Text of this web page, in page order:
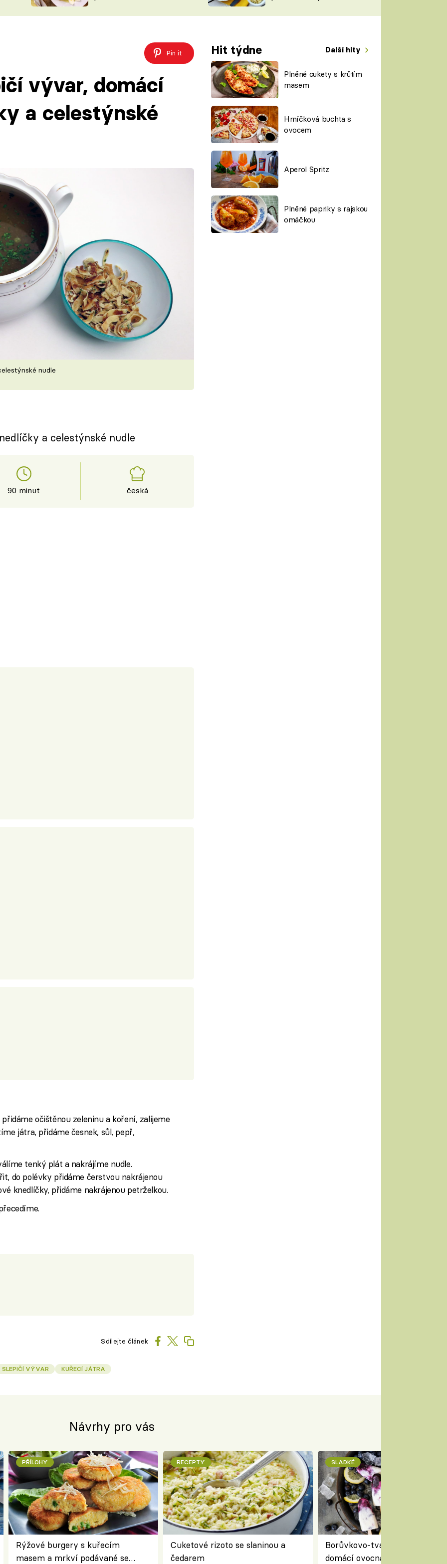
VYCHYTÁVKY
ŠÉFREDAKTORKY
ČASOPIS
Pin it Hit týdne Další hity
Plněné cukety s krůtím
masem
Hrníčková buchta s
ovocem
Aperol Spritz
Plněné papriky s rajskou
omáčkou
vývar, domácí
a celestýnské
nudle
a celestýnské nudle
90 minut česká
očištěnou zeleninu a koření, zalijeme
játra, přidáme česnek, sůl, pepř,
tenký plát a nakrájíme nudle.
do polévky přidáme čerstvou nakrájenou
knedlíčky, přidáme nakrájenou petrželkou.
Sdílejte článek
SLEPIČÍ VÝVAR KUŘECÍ JÁTRA
Návrhy pro vás
PŘÍLOHY
Rýžové burgery s kuřecím
masem a mrkví podávané se
RECEPTY
Cuketové rizoto se slaninou a
čedarem
SLADKÉ
Borůvkovo-tvarohové nanuky
domácí ovocná zmrzlina na